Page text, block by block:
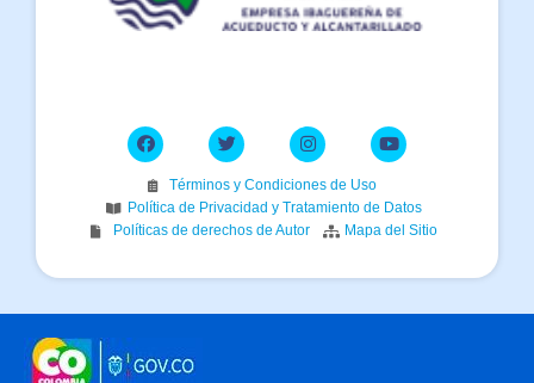
Términos y Condiciones de Uso
Política de Privacidad y Tratamiento de Datos
Políticas de derechos de Autor
Mapa del Sitio